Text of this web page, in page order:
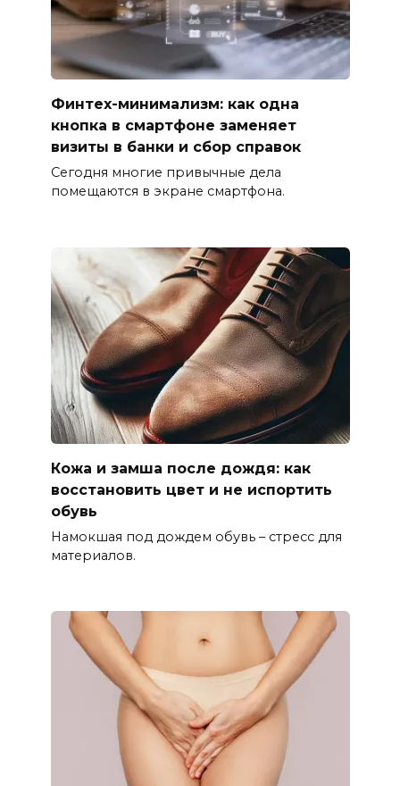
Финтех-минимализм: как одна
кнопка в смартфоне заменяет
визиты в банки и сбор справок
Сегодня многие привычные дела
помещаются в экране смартфона.
Кожа и замша после дождя: как
восстановить цвет и не испортить
обувь
Намокшая под дождем обувь – стресс для
материалов.